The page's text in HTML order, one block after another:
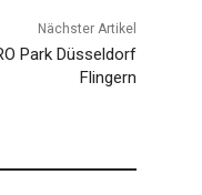
Nächster Artikel
Park Düsseldorf
Flingern